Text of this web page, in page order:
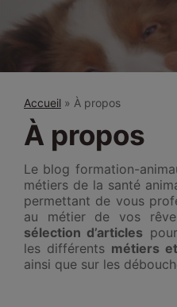
Accueil » À propos
À propos
Le blog formation-
métiers de la santé
permettant de vous
au métier de vos
sélection d’articles
les différents métiers
ainsi que sur les